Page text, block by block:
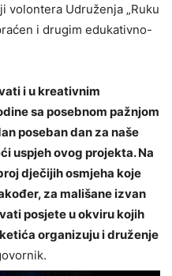
volontera Udruženja „Ruku
i drugim edukativno-
i u kreativnim
sa posebnom pažnjom
poseban dan za naše
uspjeh ovog projekta. Na
dječijih osmjeha koje
za mališane izvan
posjete u okviru kojih
organizuju i druženje